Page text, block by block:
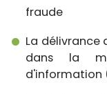
fraude
La délivrance
dans la
d'information